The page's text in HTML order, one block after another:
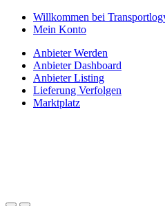
Navigation
Zum
Inhalt
Willkommen bei
Mein Konto
Anbieter Werden
Anbieter Dashboard
Anbieter Listing
Lieferung Verfolgen
Marktplatz